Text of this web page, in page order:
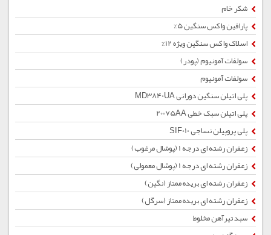
شکر خام
پارافین واکس سنگین 5%
اسلاک واکس سنگین ویژه 12%
سولفات آمونیوم (پودر)
سولفات آمونیوم
پلی اتیلن سنگین دورانی MD3840UA
پلی اتیلن سبک خطی 20075AA
پلی پروپیلن نساجی SIF010
زعفران رشته ای درجه 1 (پوشال مرغوب)
زعفران رشته ای درجه 1 (پوشال معمولی)
زعفران رشته ای بریده ممتاز (نگین)
زعفران رشته ای بریده ممتاز (سرگل)
سبد تیرآهن مخلوط